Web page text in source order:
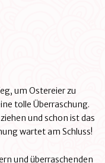
um Ostereier zu
tolle Überraschung.
und schon ist das
wartet am Schluss!
und überraschenden